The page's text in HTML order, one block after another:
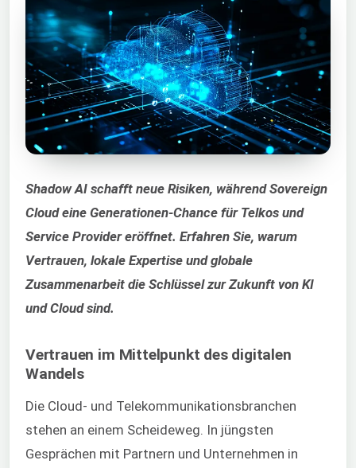
Shadow AI schafft neue Risiken, während Sovereign
Cloud eine Generationen-Chance für Telkos und
Service Provider eröffnet. Erfahren Sie, warum
Vertrauen, lokale Expertise und globale
Zusammenarbeit die Schlüssel zur Zukunft von KI
und Cloud sind.
Vertrauen im Mittelpunkt des digitalen
Wandels
Die Cloud- und Telekommunikationsbranchen
stehen an einem Scheideweg. In jüngsten
Gesprächen mit Partnern und Unternehmen in